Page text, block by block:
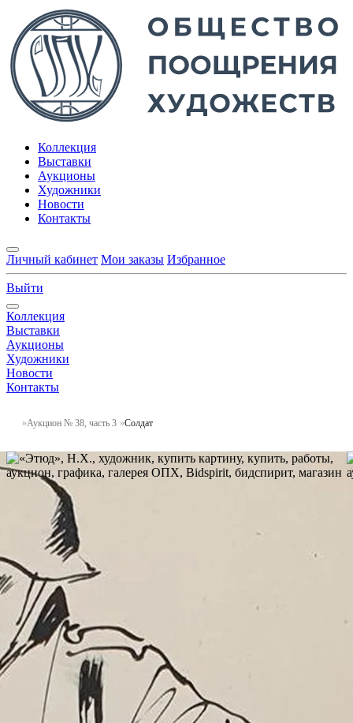
Коллекция
Выставки
Аукционы
Художники
Новости
Контакты
Личный кабинет Мои заказы Избранное
Выйти
Коллекция
Выставки
Аукционы
Художники
Новости
Контакты
Аукцион № 38, часть 3 Солдат